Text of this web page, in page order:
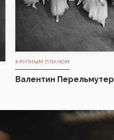
КРУПНЫМ ПЛАНОМ
Валентин Перельмутер